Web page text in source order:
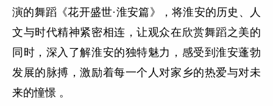
演的舞蹈《花开盛世·淮安篇》，将淮安的历史、人
文与时代精神紧密相连，让观众在欣赏舞蹈之美的
同时，深入了解淮安的独特魅力，感受到淮安蓬勃
发展的脉搏，激励着每一个人对家乡的热爱与对未
来的憧憬 。